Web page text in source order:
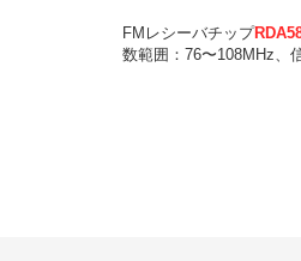
FMレシーバチップ
数範囲：76〜108MHz、